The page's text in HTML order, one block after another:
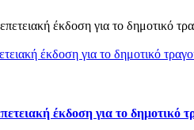
έκδοση για το δημοτικό
έκδοση για το δημοτικό